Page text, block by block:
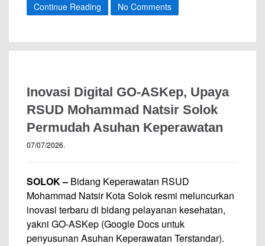
Continue Reading No Comments
Inovasi Digital GO-ASKep, Upaya
RSUD Mohammad Natsir Solok
Permudah Asuhan Keperawatan
07/07/2026.
SOLOK– Bidang Keperawatan RSUD
Mohammad Natsir Kota Solok resmi meluncurkan
inovasi terbaru di bidang pelayanan kesehatan,
yakni GO-ASKep (Google Docs untuk
penyusunan Asuhan Keperawatan Terstandar).